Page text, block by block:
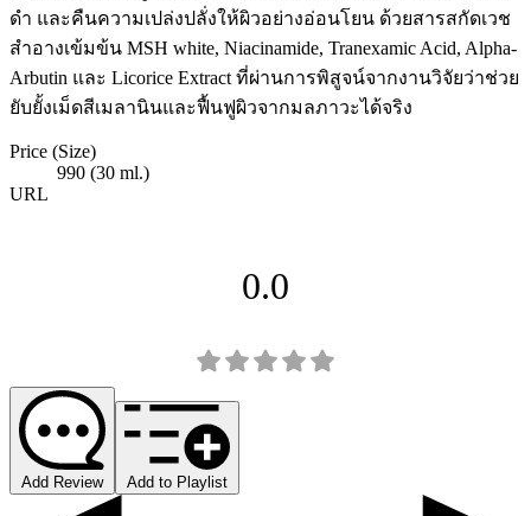
ดำ และคืนความเปล่งปลั่งให้ผิวอย่างอ่อนโยน ด้วยสารสกัดเวช
สำอางเข้มข้น MSH white, Niacinamide, Tranexamic Acid, Alpha-
Arbutin และ Licorice Extract ที่ผ่านการพิสูจน์จากงานวิจัยว่าช่วย
ยับยั้งเม็ดสีเมลานินและฟื้นฟูผิวจากมลภาวะได้จริง
Price (Size)
990 (30 ml.)
URL
0.0
Add Review Add to Playlist